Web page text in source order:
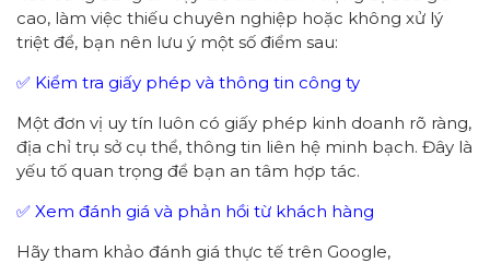
cao, làm việc thiếu chuyên nghiệp hoặc không xử lý
triệt để, bạn nên lưu ý một số điểm sau:
✅ Kiểm tra giấy phép và thông tin công ty
Một đơn vị uy tín luôn có giấy phép kinh doanh rõ ràng,
địa chỉ trụ sở cụ thể, thông tin liên hệ minh bạch. Đây là
yếu tố quan trọng để bạn an tâm hợp tác.
✅ Xem đánh giá và phản hồi từ khách hàng
Hãy tham khảo đánh giá thực tế trên Google,